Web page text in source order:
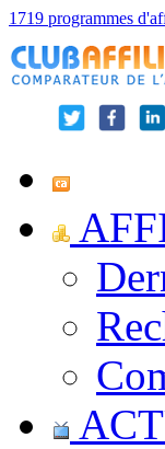
1719 programmes